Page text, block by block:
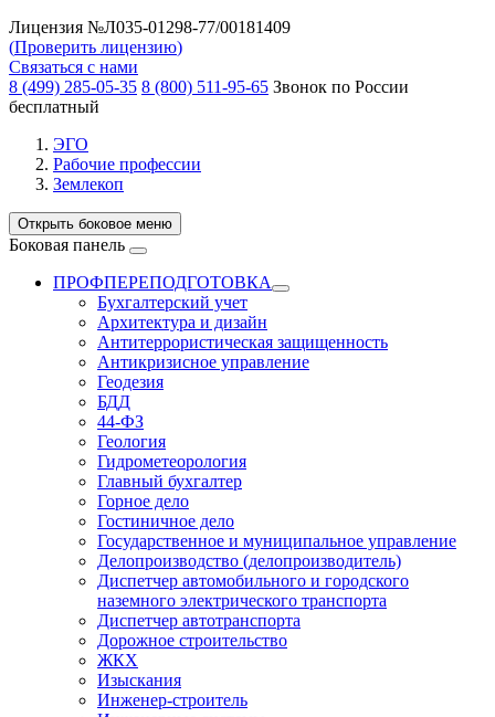
Лицензия №Л035-01298-77/00181409
(Проверить лицензию)
Связаться с нами
8 (499) 285-05-35 8 (800) 511-95-65 Звонок по России
бесплатный
ЭГО
Рабочие профессии
Землекоп
Открыть боковое меню
Боковая панель
ПРОФПЕРЕПОДГОТОВКА
Бухгалтерский учет
Архитектура и дизайн
Антитеррористическая защищенность
Антикризисное управление
Геодезия
БДД
44-ФЗ
Геология
Гидрометеорология
Главный бухгалтер
Горное дело
Гостиничное дело
Государственное и муниципальное управление
Делопроизводство (делопроизводитель)
Диспетчер автомобильного и городского
наземного электрического транспорта
Диспетчер автотранспорта
Дорожное строительство
ЖКХ
Изыскания
Инженер-строитель